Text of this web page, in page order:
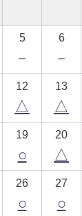
5
－
6
－
12
△
13
△
19
○
20
△
26
○
27
○